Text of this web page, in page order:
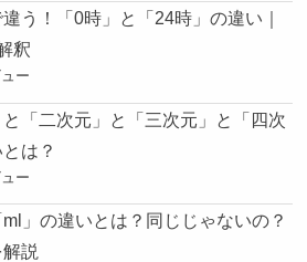
う！「0時」と「24時」の違い｜
釈
ー
と「二次元」と「三次元」と「四次
は？
ー
ml」の違いとは？同じじゃないの？
説